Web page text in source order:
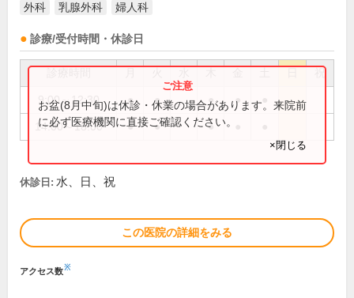
外科 乳腺外科 婦人科
診療/受付時間・休診日
祝
9:00～12:30 ● ● ● ●
14:00～18:00 ● ● ●
お盆(8月中旬)は休診・休業の場合があります。来院前
に必ず医療機関に直接ご確認ください。
×閉じる
休診日: 水、日、祝
この医院の詳細をみる
アクセス数※